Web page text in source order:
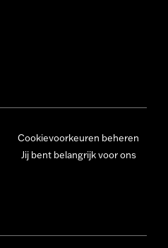
Cookievoorkeuren beheren
Jij bent belangrijk voor ons